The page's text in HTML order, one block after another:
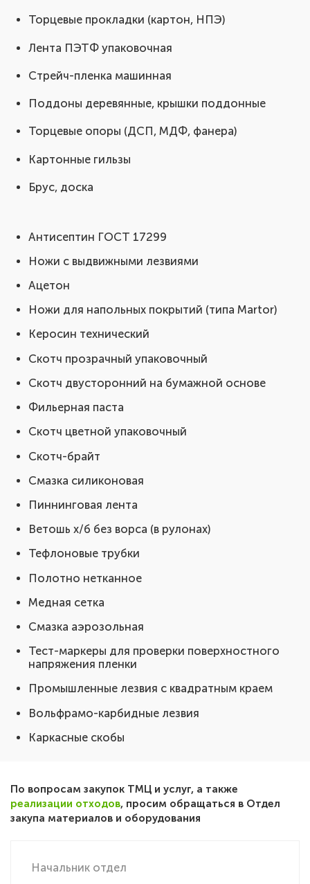
Торцевые прокладки (картон, НПЭ)
Лента ПЭТФ упаковочная
Стрейч-пленка машинная
Поддоны деревянные, крышки поддонные
Торцевые опоры (ДСП, МДФ, фанера)
Картонные гильзы
Брус, доска
Антисептин ГОСТ 17299
Ножи с выдвижными лезвиями
Ацетон
Ножи для напольных покрытий (типа Martor)
Керосин технический
Скотч прозрачный упаковочный
Скотч двусторонний на бумажной основе
Фильерная паста
Скотч цветной упаковочный
Скотч-брайт
Смазка силиконовая
Пиннинговая лента
Ветошь х/б без ворса (в рулонах)
Тефлоновые трубки
Полотно нетканное
Медная сетка
Смазка аэрозольная
Тест-маркеры для проверки поверхностного
напряжения пленки
Промышленные лезвия с квадратным краем
Вольфрамо-карбидные лезвия
Каркасные скобы
По вопросам закупок ТМЦ и услуг, а также
реализации отходов, просим обращаться в Отдел
закупа материалов и оборудования
Начальник отдел